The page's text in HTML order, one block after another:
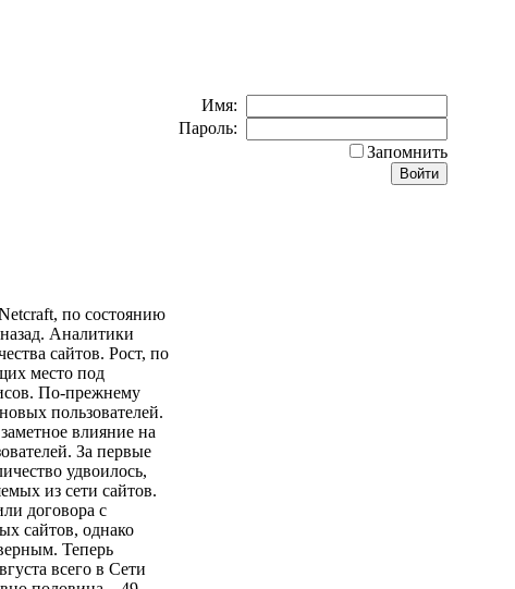
по состоянию
Аналитики
сайтов. Рост, по
место под
По-прежнему
пользователей.
влияние на
За первые
удвоилось,
из сети сайтов.
договора с
сайтов, однако
Теперь
всего в Сети
Имя:
Пароль:
Запомнить